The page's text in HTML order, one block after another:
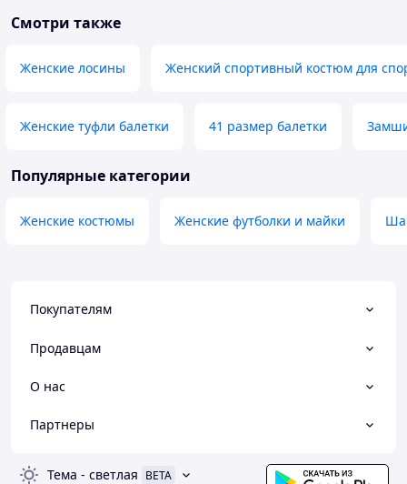
Смотри также
Женские лосины Женский спортивный костюм для
Женские туфли балетки 41 размер балетки
Популярные категории
Женские костюмы Женские футболки и майки
Покупателям
Продавцам
О нас
Партнеры
Тема - светлая BETA